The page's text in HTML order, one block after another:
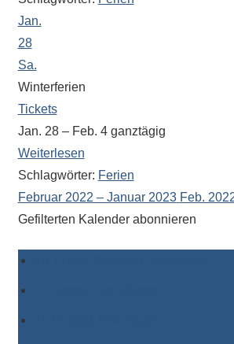
Jan.
28
Sa.
Winterferien
Tickets
Jan. 28 – Feb. 4 ganztägig
Weiterlesen
Schlagwörter: Ferien
Februar 2022 – Januar 2023 Feb.
Gefilterten Kalender abonnieren